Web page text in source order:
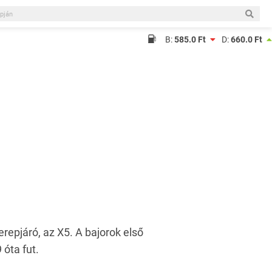
B:585.0 Ft D:660.0 Ft
az X5. A bajorok első
óta fut.